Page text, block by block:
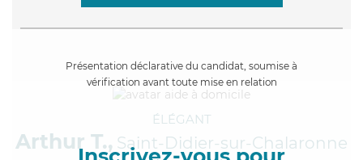
Présentation déclarative du candidat, soumise à
vérification avant toute mise en relation
ÉLÉGANT
Arthur T., Saint-Didier-sur-Chalaronne